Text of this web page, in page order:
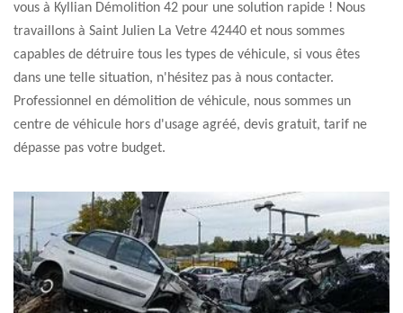
vous à Kyllian Démolition 42 pour une solution rapide ! Nous
travaillons à Saint Julien La Vetre 42440 et nous sommes
capables de détruire tous les types de véhicule, si vous êtes
dans une telle situation, n'hésitez pas à nous contacter.
Professionnel en démolition de véhicule, nous sommes un
centre de véhicule hors d'usage agréé, devis gratuit, tarif ne
dépasse pas votre budget.